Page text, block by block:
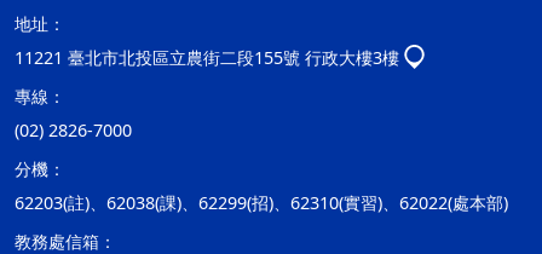
地址：
11221 臺北市北投區立農街二段155號 行政大樓3樓
專線：
(02) 2826-7000
分機：
62203(註)、62038(課)、62299(招)、62310(實習)、62022(處本部)
教務處信箱：